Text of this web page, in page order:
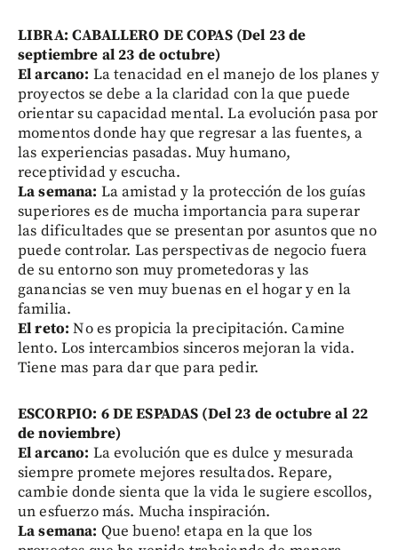
LIBRA: CABALLERO DE COPAS (Del 23 de
septiembre al 23 de octubre)
El arcano: La tenacidad en el manejo de los planes y
proyectos se debe a la claridad con la que puede
orientar su capacidad mental. La evolución pasa por
momentos donde hay que regresar a las fuentes, a
las experiencias pasadas. Muy humano,
receptividad y escucha.
La semana: La amistad y la protección de los guías
superiores es de mucha importancia para superar
las dificultades que se presentan por asuntos que no
puede controlar. Las perspectivas de negocio fuera
de su entorno son muy prometedoras y las
ganancias se ven muy buenas en el hogar y en la
familia.
El reto: No es propicia la precipitación. Camine
lento. Los intercambios sinceros mejoran la vida.
Tiene mas para dar que para pedir.
ESCORPIO: 6 DE ESPADAS (Del 23 de octubre al 22
de noviembre)
El arcano: La evolución que es dulce y mesurada
siempre promete mejores resultados. Repare,
cambie donde sienta que la vida le sugiere escollos,
un esfuerzo más. Mucha inspiración.
La semana: Que bueno! etapa en la que los